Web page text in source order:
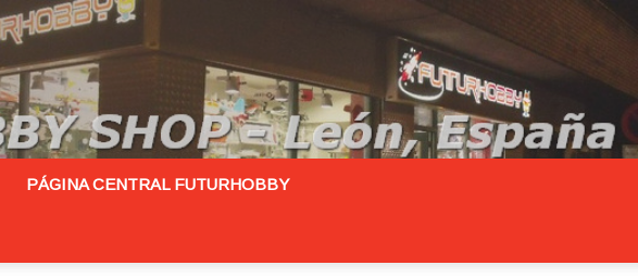
PÁGINA CENTRAL FUTURHOBBY